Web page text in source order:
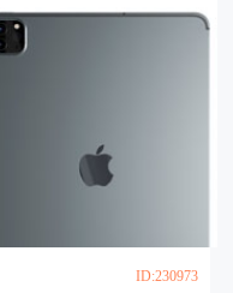
ID:230973